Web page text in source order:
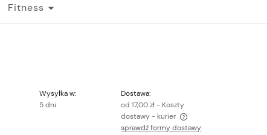
Fitness
Wysyłka w:
5 dni
Dostawa:
od 17,00 zł - Koszty
dostawy - kurier
sprawdź formy dostawy